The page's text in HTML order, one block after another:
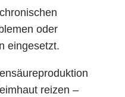
oder
eingesetzt.
reizen –